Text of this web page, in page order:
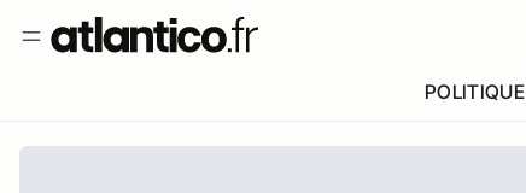
POLITIQUE